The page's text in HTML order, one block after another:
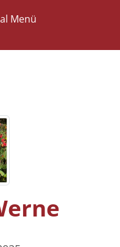
Menü